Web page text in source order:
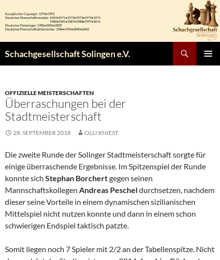
Inhalt
springen
Schachgesellschaft Solingen e.V.
OFFIZIELLE MEISTERSCHAFTEN
Überraschungen bei der
Stadtmeisterschaft
28. SEPTEMBER 2018 OLLI KNIEST
Die zweite Runde der Solinger Stadtmeisterschaft sorgte für
einige überraschende Ergebnisse. Im Spitzenspiel der Runde
konnte sich Stephan Borchertgegen seinen
Mannschaftskollegen Andreas Pescheldurchsetzen, nachdem
dieser seine Vorteile in einem dynamischen sizilianischen
Mittelspiel nicht nutzen konnte und dann in einem schon
schwierigen Endspiel taktisch patzte.
Somit liegen noch 7 Spieler mit 2/2 an der Tabellenspitze. Nicht